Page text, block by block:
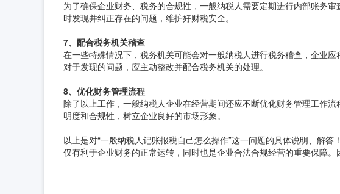
为了确保企业财务、税务的合规性，一般纳税人需要定期进行内部账务
时发现并纠正存在的问题，维护好财税安全。
7、配合税务机关稽查
在一些特殊情况下，税务机关可能会对一般纳税人进行税务稽查，企业应
对于发现的问题，应主动整改并配合税务机关的处理。
8、优化财务管理流程
除了以上工作，一般纳税人企业在经营期间还应不断优化财务管理工作
明度和合规性，树立企业良好的市场形象。
以上是对“一般纳税人记账报税自己怎么操作”这一问题的具体说明、解
仅有利于企业财务的正常运转，同时也是企业合法合规经营的重要保障